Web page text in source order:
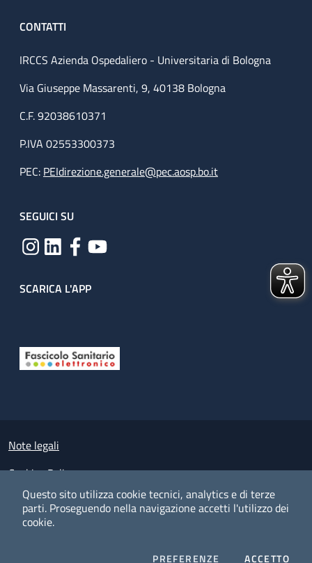
Questo sito utilizza cookie tecnici, analytics e di terze
parti. Proseguendo nella navigazione accetti l'utilizzo dei
cookie.
PREFERENZE COOKIESACCETTOI
CONTATTI
IRCCS Azienda Ospedaliero - Universitaria di Bologna
Via Giuseppe Massarenti, 9, 40138 Bologna
C.F. 92038610371
P.IVA 02553300373
PEC: PEIdirezione.generale@pec.aosp.bo.it
SEGUICI SU
SCARICA L'APP
Small prints
Note legali
Cookies Policy
Policy privacy e protezione del dato personale
Albo pretorio on-line